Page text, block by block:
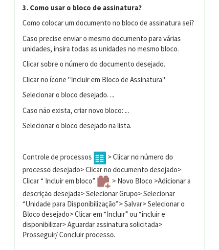
3. Como usar o bloco de assinatura?
Como colocar um documento no bloco de assinatura sei?
Caso precise enviar o mesmo documento para várias
unidades, insira todas as unidades no mesmo bloco.
Clicar sobre o número do documento desejado.
Clicar no ícone "Incluir em Bloco de Assinatura"
Selecionar o bloco desejado. ...
Caso não exista, criar novo bloco: ...
Selecionar o bloco desejado na lista.
Controle de processos
> Clicar no número do
processo desejado> Clicar no documento desejado>
Clicar “ Incluir em bloco”
> Novo Bloco >Adicionar a
descrição desejada> Selecionar Grupo> Selecionar
“Unidade para Disponibilização”> Salvar> Selecionar o
Bloco desejado> Clicar em “Incluir” ou “incluir e
disponibilizar> Aguardar assinatura solicitada>
Prosseguir/ Concluir processo.